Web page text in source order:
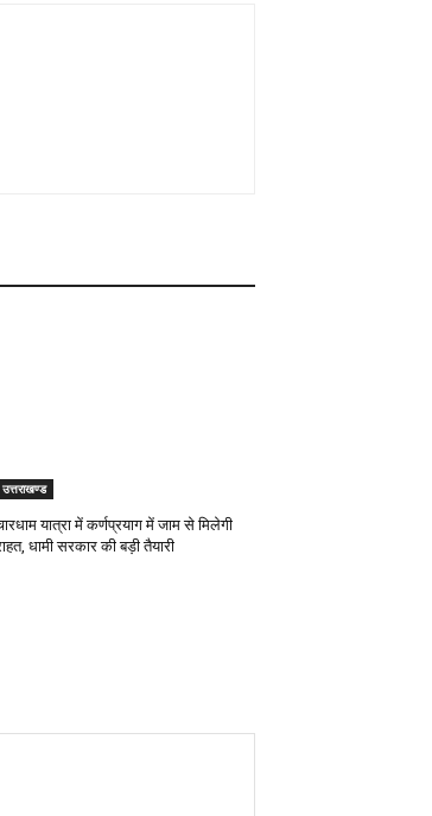
उत्तराखण्ड
यात्रा में कर्णप्रयाग में जाम से मिलेगी
धामी सरकार की बड़ी तैयारी